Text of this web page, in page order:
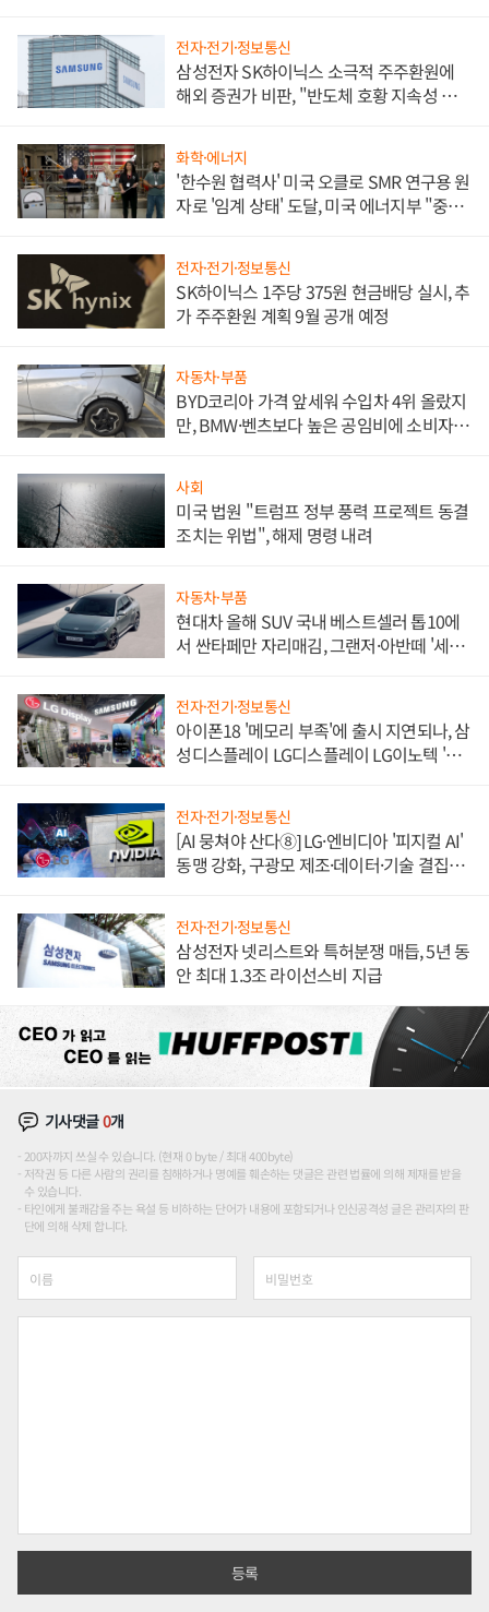
전자·전기·정보통신
삼성전자 SK하이닉스 소극적 주주환원에
해외 증권가 비판, "반도체 호황 지속성 의
화학·에너지
'한수원 협력사' 미국 오클로 SMR 연구용 원
자로 '임계 상태' 도달, 미국 에너지부 "중요
전자·전기·정보통신
SK하이닉스 1주당 375원 현금배당 실시, 추
가 주주환원 계획 9월 공개 예정
자동차·부품
BYD코리아 가격 앞세워 수입차 4위 올랐지
만, BMW·벤츠보다 높은 공임비에 소비자
사회
미국 법원 "트럼프 정부 풍력 프로젝트 동결
조치는 위법", 해제 명령 내려
자동차·부품
현대차 올해 SUV 국내 베스트셀러 톱10에
서 싼타페만 자리매김, 그랜저·아반떼 '세단
전자·전기·정보통신
아이폰18 '메모리 부족'에 출시 지연되나, 삼
성디스플레이 LG디스플레이 LG이노텍 '탈
전자·전기·정보통신
[AI 뭉쳐야 산다⑧] LG·엔비디아 '피지컬 AI'
동맹 강화, 구광모 제조·데이터·기술 결집
전자·전기·정보통신
삼성전자 넷리스트와 특허분쟁 매듭, 5년 동
안 최대 1.3조 라이선스비 지급
기사댓글0개
200자까지 쓰실 수 있습니다. (현재 0 byte / 최대 400byte)
저작권 등 다른 사람의 권리를 침해하거나 명예를 훼손하는 댓글은 관련 법률에 의해 제재를 받을
수 있습니다.
타인에게 불쾌감을 주는 욕설 등 비하하는 단어가 내용에 포함되거나 인신공격성 글은 관리자의 판
단에 의해 삭제 합니다.